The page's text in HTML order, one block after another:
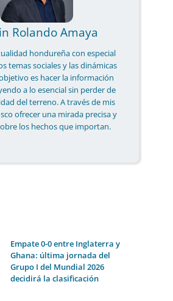
Rolando Amaya
hondureña con especial
temas sociales y las dinámicas
es hacer la información
a lo esencial sin perder de
del terreno. A través de mis
ofrecer una mirada precisa y
los hechos que importan.
Empate 0-0 entre Inglaterra y
Ghana: última jornada del
Grupo I del Mundial 2026
decidirá la clasificación